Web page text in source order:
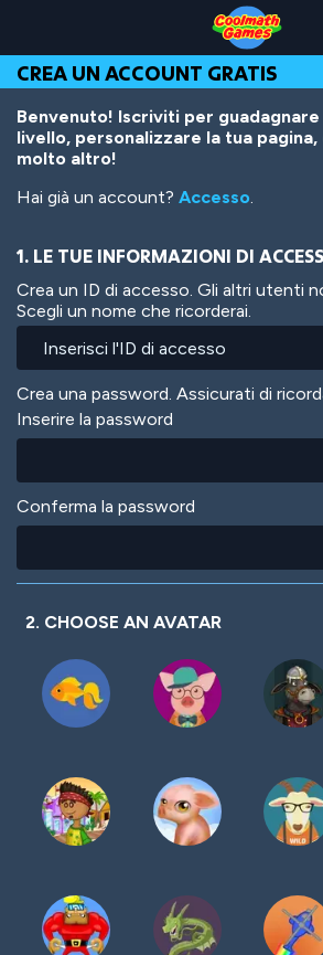
Top
of
Page
Navigation
Main
Content
Footer
contenuto
principale
CREA UN ACCOUNT GRATIS
Benvenuto! Iscriviti per guadagnare
livello, personalizzare la tua
molto altro!
Hai già un account? Accesso.
1. LE TUE INFORMAZIONI DI
Crea un ID di accesso. Gli altri utenti
Scegli un nome che ricorderai.
Crea una password. Assicurati di
Inserire la password
Conferma la password
2. CHOOSE AN AVATAR